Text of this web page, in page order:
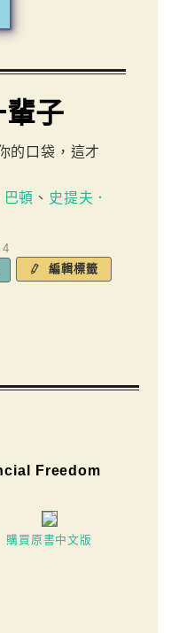
子
的口袋，這才
巴頓 、 史提夫．
4
編輯標籤
Freedom
購買原書中文版